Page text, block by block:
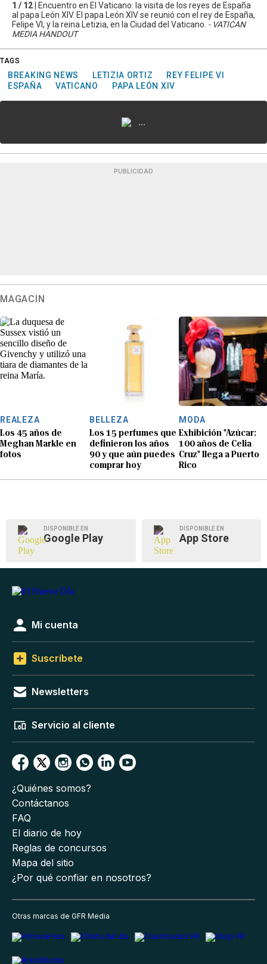
1 / 12 |
Encuentro en El Vaticano: la visita de los reyes de España
al papa León XIV. El papa León XIV se reunió con el rey de España,
Felipe VI, y la reina Letizia, en la Ciudad del Vaticano. - VATICAN
MEDIA HANDOUT
TAGS
BREAKING NEWS LETIZIA ORTIZ
REY FELIPE VI
ESPAÑA
VATICANO PAPA LEÓN XIV
...
PUBLICIDAD
MAGACÍN
REALEZA
Los 45 años de
Meghan Markle en
fotos
BELLEZA
Los 15 perfumes que
definieron los años
90 y que aún puedes
comprar hoy
MODA
Exhibición "Azúcar:
100 años de Celia
Cruz" llega a Puerto
Rico
DISPONIBLE EN
Google Play
DISPONIBLE EN
App Store
Mi cuenta
Suscríbete
Newsletters
Servicio al cliente
¿Quiénes somos?
Contáctanos
FAQ
El diario de hoy
Reglas de concursos
Mapa del sitio
¿Por qué confiar en nosotros?
Otras marcas de GFR Media